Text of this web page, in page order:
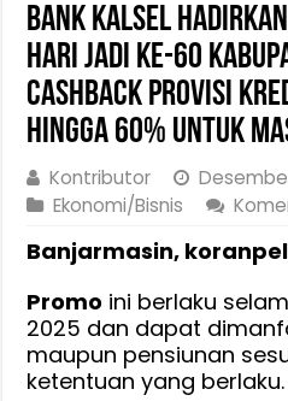
Bank Kalsel
Hari Jadi ke-60
Cashback Provisi
hingga 60% untuk
Kontributor
Ekonomi/Bisnis
Banjarmasin,
Promo ini berlaku
2025 dan dapat
maupun pensiunan
ketentuan yang berlaku.